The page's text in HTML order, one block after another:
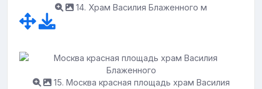
14. Храм Василия Блаженного м
15. Москва красная площадь храм Василия